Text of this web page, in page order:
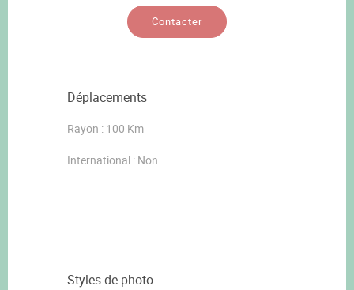
Contacter
Déplacements
Rayon : 100 Km
International : Non
Styles de photo